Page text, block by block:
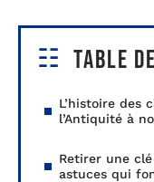
Table
L’histoire des
l’Antiquité à
Retirer une
astuces qui